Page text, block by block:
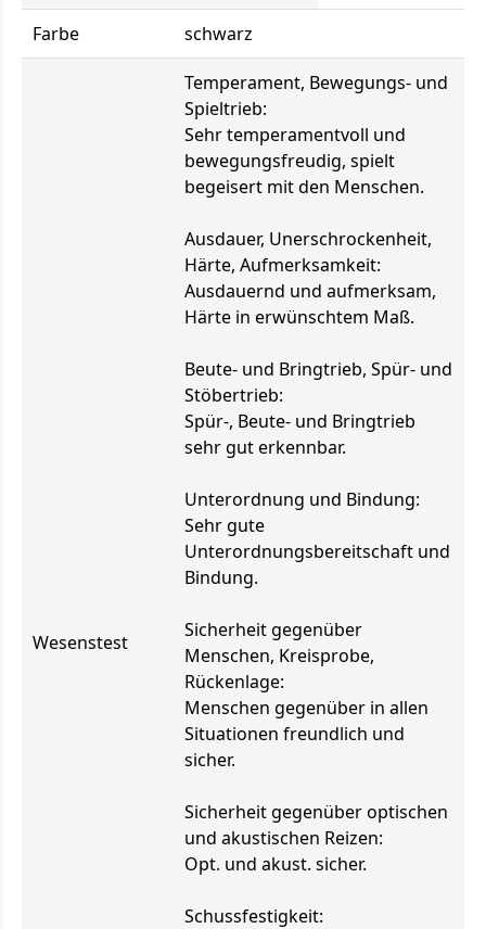
Farbe schwarz
Wesenstest
Temperament, Bewegungs- und
Spieltrieb:
Sehr temperamentvoll und
bewegungsfreudig, spielt
begeisert mit den Menschen.
Ausdauer, Unerschrockenheit,
Härte, Aufmerksamkeit:
Ausdauernd und aufmerksam,
Härte in erwünschtem Maß.
Beute- und Bringtrieb, Spür- und
Stöbertrieb:
Spür-, Beute- und Bringtrieb
sehr gut erkennbar.
Unterordnung und Bindung:
Sehr gute
Unterordnungsbereitschaft und
Bindung.
Sicherheit gegenüber
Menschen, Kreisprobe,
Rückenlage:
Menschen gegenüber in allen
Situationen freundlich und
sicher.
Sicherheit gegenüber optischen
und akustischen Reizen:
Opt. und akust. sicher.
Schussfestigkeit: